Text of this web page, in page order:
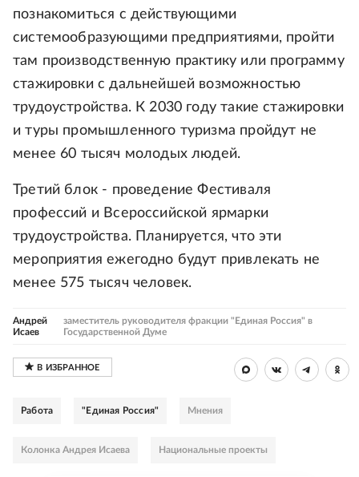
познакомиться с действующими
системообразующими предприятиями, пройти
там производственную практику или программу
стажировки с дальнейшей возможностью
трудоустройства. К 2030 году такие стажировки
и туры промышленного туризма пройдут не
менее 60 тысяч молодых людей.
Третий блок - проведение Фестиваля
профессий и Всероссийской ярмарки
трудоустройства. Планируется, что эти
мероприятия ежегодно будут привлекать не
менее 575 тысяч человек.
Андрей
Исаев
заместитель руководителя фракции "Единая Россия" в
Государственной Думе
Работа "Единая Россия" Мнения
Колонка Андрея Исаева Национальные проекты